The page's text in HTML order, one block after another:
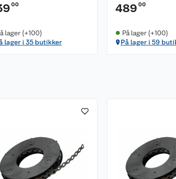
00
lager (+100)
lager i 35 butikker
489 00
På lager (+100)
På lager i 59